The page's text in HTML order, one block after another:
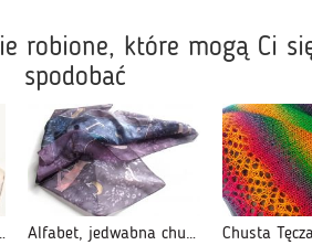
robione, które mogą Ci
spodobać
malowana Alfabet, jedwabna chusta w odcieniach fioletu Chusta